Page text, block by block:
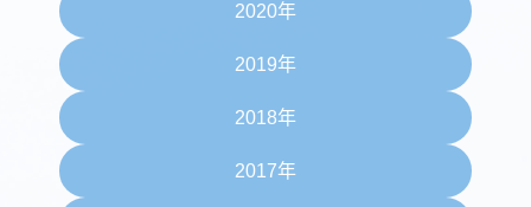
2020年
2019年
2018年
2017年